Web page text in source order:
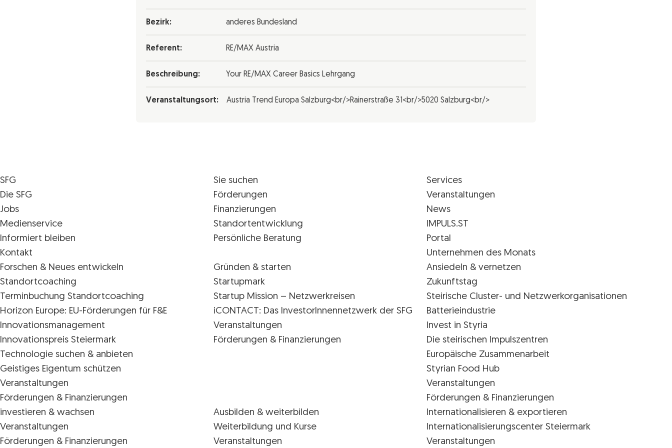
Bezirk: anderes Bundesland
Referent: RE/MAX Austria
Beschreibung: Your RE/MAX Career Basics Lehrgang
Veranstaltungsort: Austria Trend Europa Salzburg<br/>Rainerstraße 31<br/>5020 Salzburg<br/>
SFG
Die SFG
Jobs
Medienservice
Informiert bleiben
Kontakt
Sie suchen
Förderungen
Finanzierungen
Standortentwicklung
Persönliche Beratung
Services
Veranstaltungen
News
IMPULS.ST
Portal
Unternehmen des Monats
Forschen & Neues entwickeln
Standortcoaching
Terminbuchung Standortcoaching
Horizon Europe: EU-Förderungen für F&E
Innovations­management
Innovationspreis Steiermark
Technologie suchen & anbieten
Geistiges Eigentum schützen
Veranstaltungen
Förderungen & Finanzierungen
Gründen & starten
Startupmark
Startup Mission – Netzwerkreisen
iCONTACT: Das InvestorInnennetzwerk der SFG
Veranstaltungen
Förderungen & Finanzierungen
Ansiedeln & vernetzen
Zukunftstag
Steirische Cluster- und Netzwerkorganisationen
Batterieindustrie
Invest in Styria
Die steirischen Impulszentren
Europäische Zusammenarbeit
Styrian Food Hub
Veranstaltungen
Förderungen & Finanzierungen
investieren & wachsen
Veranstaltungen
Förderungen & Finanzierungen
Ausbilden & weiterbilden
Weiterbildung und Kurse
Veranstaltungen
Internationalisieren & exportieren
Internationalisierungscenter Steiermark
Veranstaltungen